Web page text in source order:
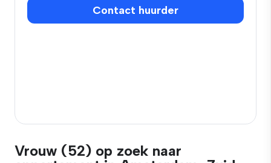
Contact huurder
Vrouw (52) op zoek naar